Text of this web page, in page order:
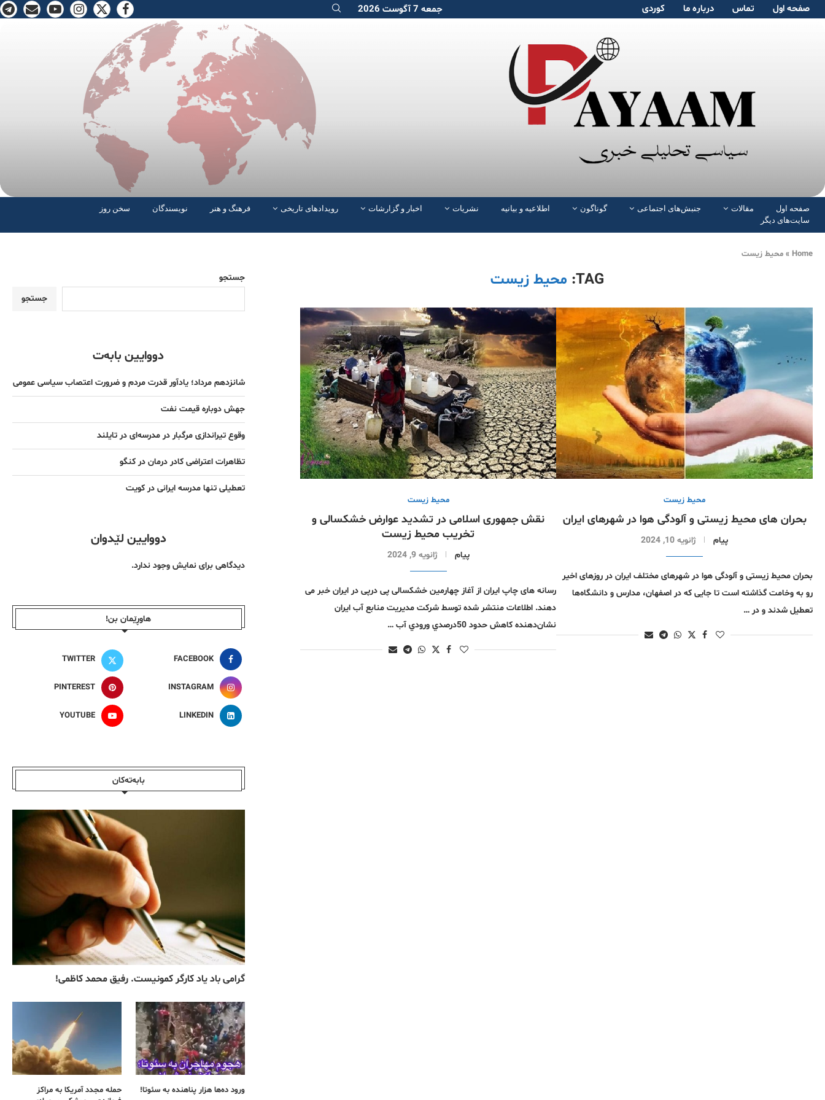
صفحە اول تماس دربارە ما کوردی جمعه 7 آگوست 2026
صفحە اول مقالات جنبش‌های اجتماعی گوناگون اطلاعیه و بیانیه نشریات اخبار و گزارشات رویدادهای تاریخی فرهنگ و هنر نویسندگان
سخن روز
سایت‌های دیگر
Home
» محیط زیست
TAG: محیط زیست
محیط زیست
بحران های محیط زیستی و آلودگی هوا در شهرهای ایران
پیام ژانویه 10, 2024
بحران محیط زیستی و آلودگی هوا در شهر‌های مختلف ایران در روز‌های اخیر
رو به وخامت گذاشته است تا جایی که در اصفهان، مدارس و دانشگاه‌ها
تعطیل شدند و در …
محیط زیست
نقش جمهوری اسلامی در تشدید عوارض خشکسالی و
تخریب محیط زیست
پیام ژانویه 9, 2024
رسانه های چاپ ایران از آغاز چهارمین خشکسالی پی درپی در ایران خبر می
دهند. اطلاعات منتشر شده توسط شركت مديريت منابع آب ايران
نشان‌دهنده‌ كاهش حدود 50درصدي ورودي آب …
جستجو
جستجو
دووایین بابەت
شانزدهم مرداد؛ یادآور قدرت مردم و ضرورت اعتصاب سیاسی عمومی
جهش دوباره قیمت نفت
وقوع تیراندازی مرگبار در مدرسه‌ای در تایلند
تظاهرات اعتراضی کادر درمان در کنگو
تعطیلی تنها مدرسه ایرانی در کویت
دووایین لێدوان
دیدگاهی برای نمایش وجود ندارد.
هاوڕێمان بن!
FACEBOOK
TWITTER
INSTAGRAM
PINTEREST
LINKEDIN
YOUTUBE
بابەتەکان
گرامی باد یاد کارگر کمونیست. رفیق محمد کاظمی!
ورود ده‌ها هزار پناهنده به سئوتا!
حمله مجدد آمریکا به مراکز